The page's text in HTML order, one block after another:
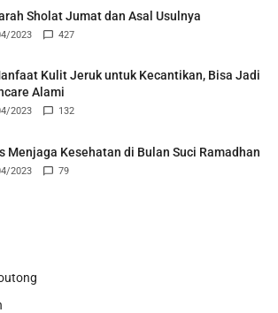
Sholat Jumat dan Asal Usulnya
2023 427
Kulit Jeruk untuk Kecantikan, Bisa Jadi
Alami
2023 132
Menjaga Kesehatan di Bulan Suci Ramadhan
2023 79